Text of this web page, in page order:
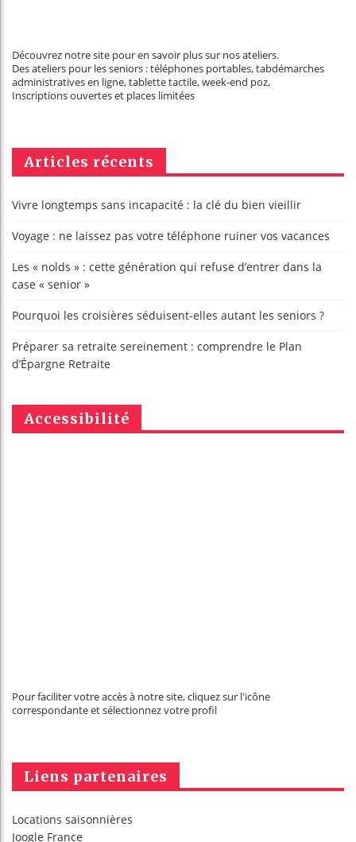
Découvrez notre site pour en savoir plus sur nos ateliers.
Des ateliers pour les seniors : téléphones portables, tabdémarches
administratives en ligne, tablette tactile, week-end poz,
Inscriptions ouvertes et places limitées
Articles récents
Vivre longtemps sans incapacité : la clé du bien vieillir
Voyage : ne laissez pas votre téléphone ruiner vos vacances
Les « nolds » : cette génération qui refuse d’entrer dans la
case « senior »
Pourquoi les croisières séduisent-elles autant les seniors ?
Préparer sa retraite sereinement : comprendre le Plan
d’Épargne Retraite
Accessibilité
Pour faciliter votre accès à notre site, cliquez sur l'icône
correspondante et sélectionnez votre profil
Liens partenaires
Locations saisonnières
Joogle France